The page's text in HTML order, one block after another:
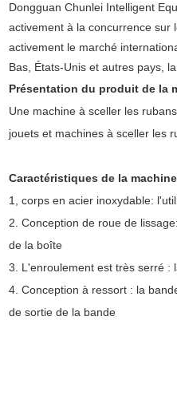
Dongguan Chunlei Intelligent
activement à la concurrence sur
activement le marché
Bas, États-Unis et autres pays,
Présentation du produit de la
Une machine à sceller les
jouets et machines à sceller les
Caractéristiques de la
1, corps en acier inoxydable:
2. Conception de roue de
de la boîte
3. L'enroulement est très serré :
4. Conception à ressort : la
de sortie de la bande